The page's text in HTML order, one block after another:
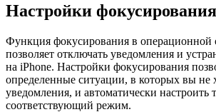
Настройки
Функция фокусирования в операционной
позволяет отключать уведомления и
на iPhone. Настройки фокусирования
определенные ситуации, в которых вы не
уведомления, и автоматически настроить
соответствующий режим.